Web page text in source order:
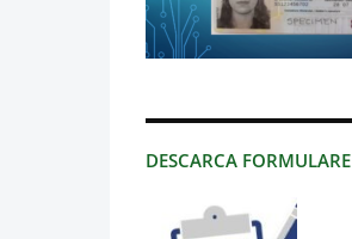
DESCARCA FORMULARE